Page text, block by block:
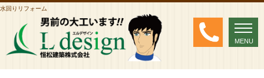
水回りリフォーム
MENU
MENU